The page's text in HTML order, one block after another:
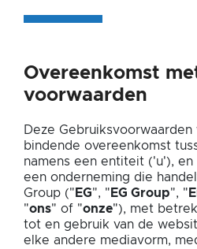
Overeenkomst
voorwaarden
Deze
bindende overeenkomst
namens een entiteit ('u'), en
een onderneming die
Group (" EG", " EG Group", "
"ons" of "onze"), met
tot en gebruik van de
elke andere mediavorm,